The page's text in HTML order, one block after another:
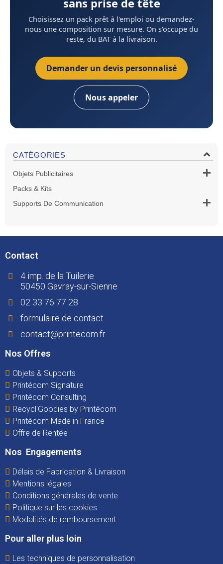
sans prise de tête
Choisissez un pack prêt à l'emploi ou demandez-
nous une composition sur mesure. On s'occupe du
reste, du BAT à la livraison.
Demander un devis personnalisé
Nous appeler
CATÉGORIES 
Objets Publicitaires 
Packs & Kits
Supports De Communication

Contact
4 imp. de la Tuilerie
50450 Gavray-sur-Sienne
02 33 76 77 28
formulaire de contact
contact@printecom.fr
Nos Offres
Objets & Supports
Printécom Signature
Printécom Consulting
Recycl'Goodies by Printécom
Printécom Made in France
Offre de Rentée
Nos Engagements
Délais de Fabrication & Livraison
Mentions légales
Conditions générales de vente
Politique sur les cookies
Modalités de remboursement
Pour aller plus loin
Les techniques de personnalisation